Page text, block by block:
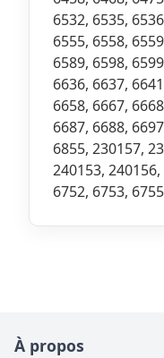
6532, 6535,
6555, 6558,
6589, 6598,
6636, 6637,
6658, 6667,
6687, 6688,
6855, 230157,
240153,
6752, 6753,
À propos